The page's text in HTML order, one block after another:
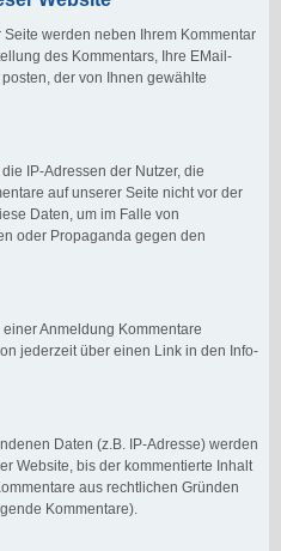
werden neben Ihrem Kommentar
des Kommentars, Ihre EMail-
der von Ihnen gewählte
IP-Adressen der Nutzer, die
auf unserer Seite nicht vor der
Daten, um im Falle von
oder Propaganda gegen den
Anmeldung Kommentare
jederzeit über einen Link in den Info-
Daten (z.B. IP-Adresse) werden
Website, bis der kommentierte Inhalt
aus rechtlichen Gründen
Kommentare).